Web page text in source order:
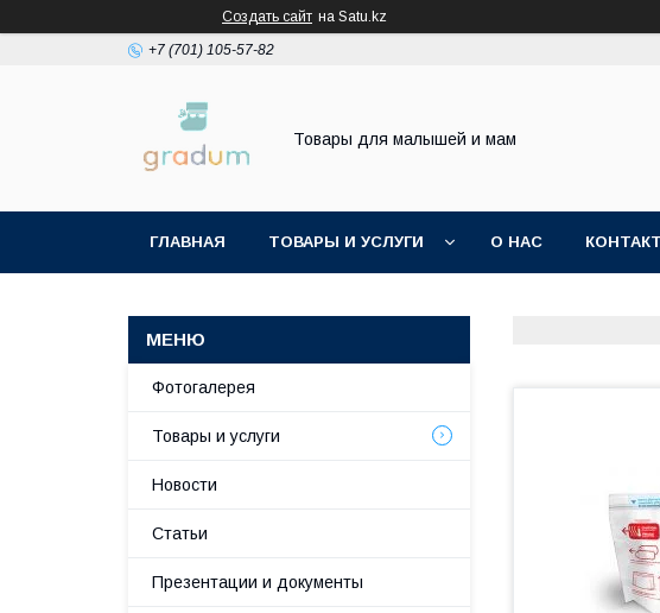
Создать сайт на Satu.kz
+7 (701) 105-57-82
Товары для малышей и мам
ГЛАВНАЯ ТОВАРЫ И УСЛУГИ О НАС
Фотогалерея
Товары и услуги
Новости
Статьи
Презентации и документы